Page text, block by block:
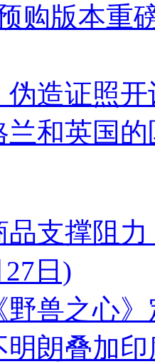
预购版本
伪造证照
和英国
品支撑阻
日)
野兽之心
明朗叠加